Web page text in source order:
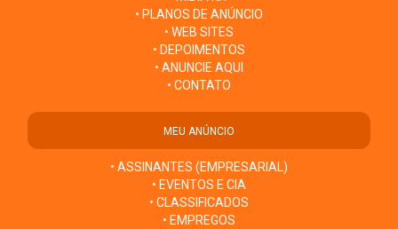
• PLANOS DE ANÚNCIO
• WEB SITES
• DEPOIMENTOS
• ANUNCIE AQUI
• CONTATO
MEU ANÚNCIO
• ASSINANTES (EMPRESARIAL)
• EVENTOS E CIA
• CLASSIFICADOS
• EMPREGOS